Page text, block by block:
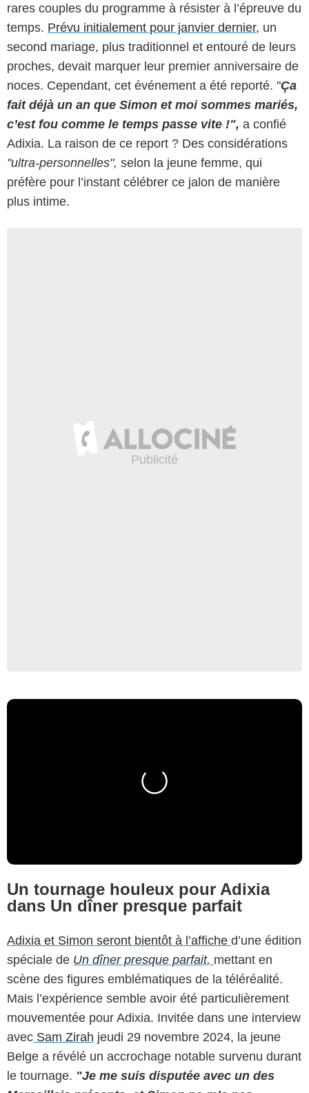
rares couples du programme à résister à l’épreuve du
temps. Prévu initialement pour janvier dernier, un
second mariage, plus traditionnel et entouré de leurs
proches, devait marquer leur premier anniversaire de
noces. Cependant, cet événement a été reporté. "Ça
fait déjà un an que Simon et moi sommes mariés,
c’est fou comme le temps passe vite !", a confié
Adixia. La raison de ce report ? Des considérations
"ultra-personnelles", selon la jeune femme, qui
préfère pour l’instant célébrer ce jalon de manière
plus intime.
Un tournage houleux pour Adixia
dans Un dîner presque parfait
Adixia et Simon seront bientôt à l’affiche d’une édition
spéciale de Un dîner presque parfait, mettant en
scène des figures emblématiques de la téléréalité.
Mais l’expérience semble avoir été particulièrement
mouvementée pour Adixia. Invitée dans une interview
avec Sam Zirah jeudi 29 novembre 2024, la jeune
Belge a révélé un accrochage notable survenu durant
le tournage. "Je me suis disputée avec un des